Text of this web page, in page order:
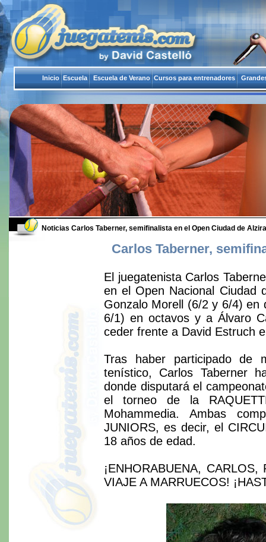
Inicio Escuela Escuela de Verano Cursos para entrenadores
Noticias Carlos Taberner, semifinalista en el Open Ciudad de
Carlos Taberner,
El juegatenista Carlos
en el Open Nacional Ciudad
Gonzalo Morell (6/2 y 6/4) en
6/1) en octavos y a Álvaro
ceder frente a David Estruch
Tras haber participado de
tenístico, Carlos Taberner
donde disputará el
el torneo de la
Mohammedia. Ambas
JUNIORS, es decir, el
18 años de edad.
¡ENHORABUENA,
VIAJE A MARRUECOS!